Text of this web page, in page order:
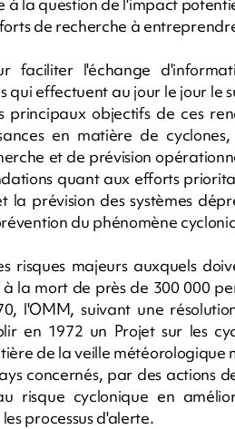
de recherche à
faciliter l'échange
qui effectuent au jour le jour le
principaux objectifs de ces
en matière de
et de prévision
quant aux efforts
la prévision des systèmes
du phénomène
risques majeurs auxquels
la mort de près de 300 000
l'OMM, suivant une
en 1972 un Projet sur les
de la veille météorologique
concernés, par des actions
risque cyclonique en
processus d'alerte.